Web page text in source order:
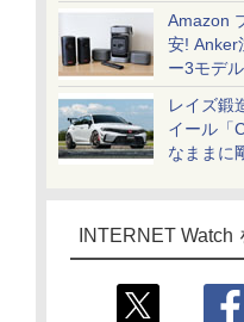
Amazon
安! Anker
ー3モデ
レイズ鍛
イール「
なままに
INTERNET Watch